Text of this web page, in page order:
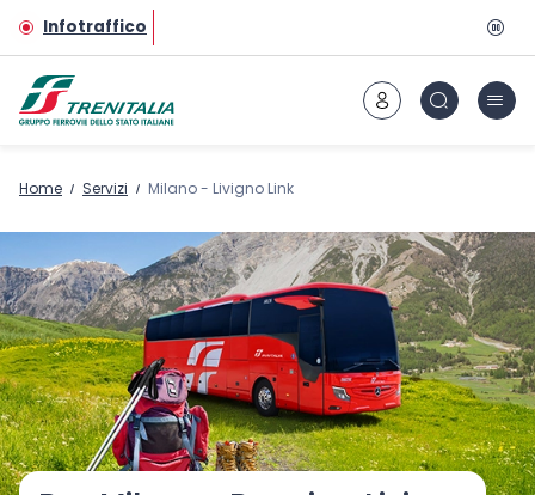
Vai al contenuto principale
Infotraffico
Home Servizi Milano - Livigno Link